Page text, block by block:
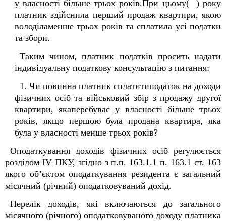
у власності більше трьох років.При цьому( ) року
платник здійснила перший продаж квартири, якою
володіламенше трьох років та сплатила усі податки
та збори.
Таким чином, платник податків просить надати
індивідуальну податкову консультацію з питання:
1. Чи повинна платник сплатитиподаток на доходи
фізичних осіб та військовий збір з продажу другої
квартири, якаперебуває у власності більше трьох
років, якщо першою була продана квартира, яка
була у власності менше трьох років?
Оподаткування доходів фізичних осіб регулюється
розділом IV ПКУ, згідно з п.п. 163.1.1 п. 163.1 ст. 163
якого об’єктом оподаткування резидента є загальний
місячний (річний) оподатковуваний дохід.
Перелік доходів, які включаються до загального
місячного (річного) оподатковуваного доходу платника